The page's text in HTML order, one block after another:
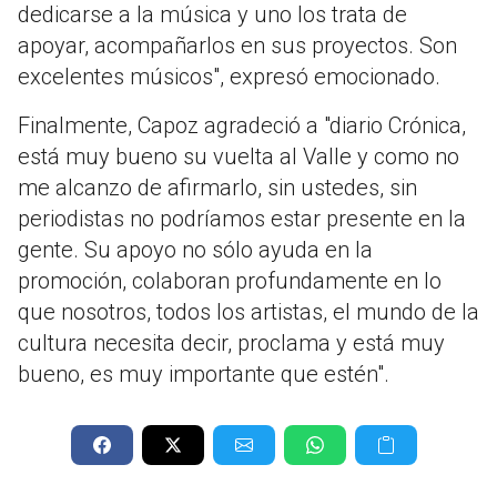
dedicarse a la música y uno los trata de
apoyar, acompañarlos en sus proyectos. Son
excelentes músicos", expresó emocionado.
Finalmente, Capoz agradeció a "diario Crónica,
está muy bueno su vuelta al Valle y como no
me alcanzo de afirmarlo, sin ustedes, sin
periodistas no podríamos estar presente en la
gente. Su apoyo no sólo ayuda en la
promoción, colaboran profundamente en lo
que nosotros, todos los artistas, el mundo de la
cultura necesita decir, proclama y está muy
bueno, es muy importante que estén".